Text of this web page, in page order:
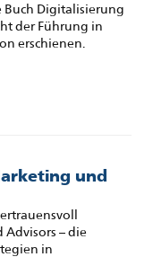
Buch Digitalisierung
der Führung in
erschienen.
und
Advisors – die
in